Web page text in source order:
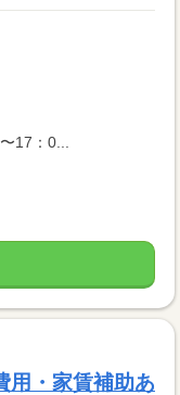
17：0...
用・家賃補助あ